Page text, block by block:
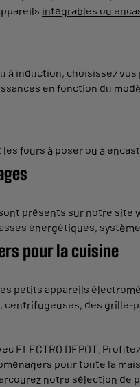
intégrables ou
à induction, choisissez
en fonction du
fours à poser ou à
présents sur notre
énergétiques,
pour la cuisine
petits appareils
centrifugeuses, des
ELECTRO DEPOT.
pour toute la
notre sélection